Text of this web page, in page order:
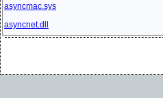
asyncmac.sys
asyncnet.dll